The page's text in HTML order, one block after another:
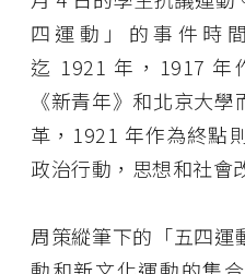
四運動」的事件時
迄 1921 年， 1917 年
《新青年》和北京大
革， 1921 年作為終點
政治行動，思想和社會
周策縱筆下的「五四運